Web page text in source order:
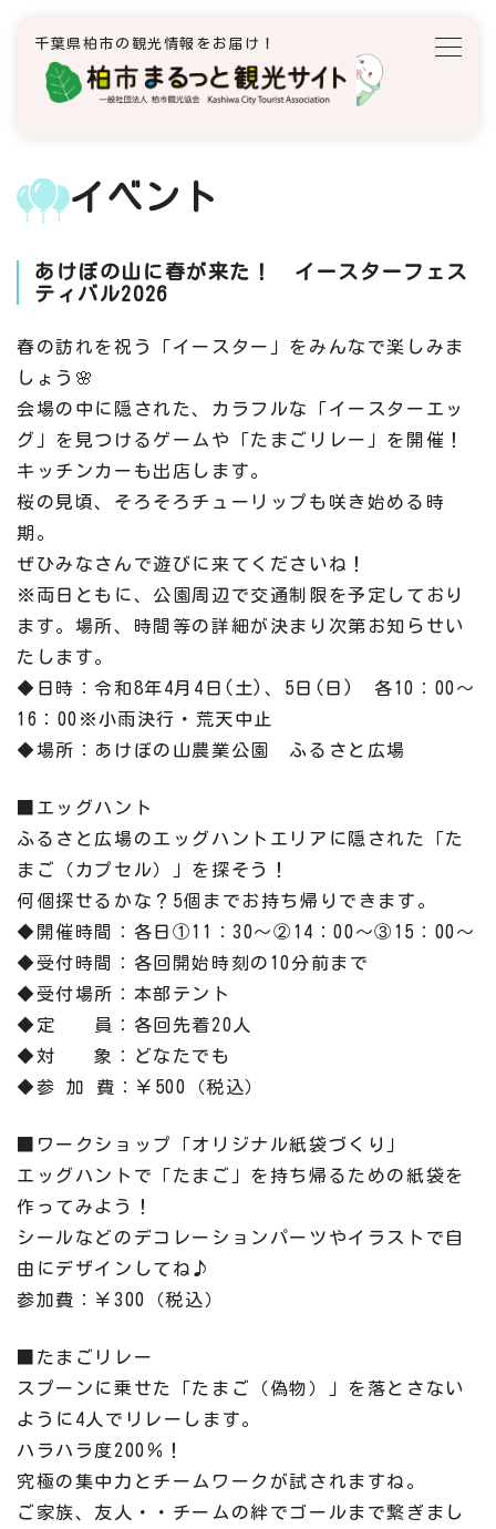
千葉県柏市の観光情報をお届け！
イベント
あけぼの山に春が来た！ イースターフェス
ティバル2026
春の訪れを祝う「イースター」をみんなで楽しみま
しょう🌸
会場の中に隠された、カラフルな「イースターエッ
グ」を見つけるゲームや「たまごリレー」を開催！
キッチンカーも出店します。
桜の見頃、そろそろチューリップも咲き始める時
期。
ぜひみなさんで遊びに来てくださいね！
※両日ともに、公園周辺で交通制限を予定しており
ます。場所、時間等の詳細が決まり次第お知らせい
たします。
◆日時：令和8年4月4日(土)、5日(日) 各10：00～
16：00※小雨決行・荒天中止
◆場所：あけぼの山農業公園 ふるさと広場
■エッグハント
ふるさと広場のエッグハントエリアに隠された「た
まご（カプセル）」を探そう！
何個探せるかな？5個までお持ち帰りできます。
◆開催時間：各日①11：30～②14：00～③15：00～
◆受付時間：各回開始時刻の10分前まで
◆受付場所：本部テント
◆定 員：各回先着20人
◆対 象：どなたでも
◆参 加 費：￥500（税込）
■ワークショップ「オリジナル紙袋づくり」
エッグハントで「たまご」を持ち帰るための紙袋を
作ってみよう！
シールなどのデコレーションパーツやイラストで自
由にデザインしてね♪
参加費：￥300（税込）
■たまごリレー
スプーンに乗せた「たまご（偽物）」を落とさない
ように4人でリレーします。
ハラハラ度200％！
究極の集中力とチームワークが試されますね。
ご家族、友人・・チームの絆でゴールまで繋ぎまし